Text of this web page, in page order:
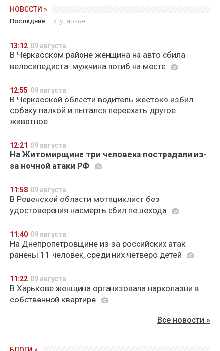
НОВОСТИ »
Последние Популярные
13:12 09 августа
В Черкасском районе женщина на авто сбила
велосипедиста: мужчина погиб на месте
12:55 09 августа
В Черкасской области водитель жестоко избил
собаку палкой и пытался переехать другое
животное
12:21 09 августа
На Житомирщине три человека пострадали из-
за ночной атаки РФ
11:58 09 августа
В Ровенской области мотоциклист без
удостоверения насмерть сбил пешехода
11:40 09 августа
На Днепропетровщине из-за российских атак
ранены 11 человек, среди них четверо детей
11:22 09 августа
В Харькове женщина организовала нарколазни в
собственной квартире
Все новости »